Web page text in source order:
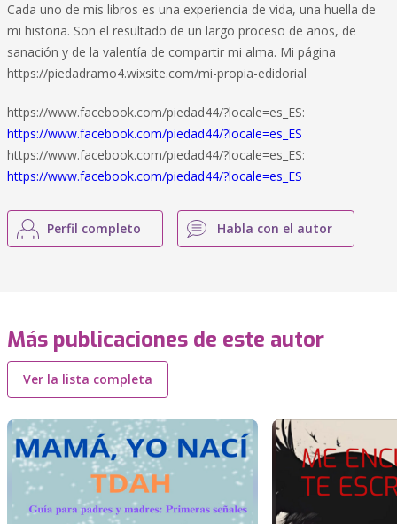
Cada uno de mis libros es una experiencia de vida, una huella de
mi historia. Son el resultado de un largo proceso de años, de
sanación y de la valentía de compartir mi alma. Mi página
https://piedadramo4.wixsite.com/mi-propia-edidorial
https://www.facebook.com/piedad44/?locale=es_ES:
https://www.facebook.com/piedad44/?locale=es_ES
https://www.facebook.com/piedad44/?locale=es_ES:
https://www.facebook.com/piedad44/?locale=es_ES
Perfil completo Habla con el autor
Más publicaciones de este autor
Ver la lista completa